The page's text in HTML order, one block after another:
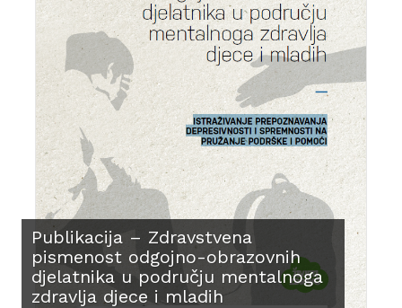
Publikacija – Zdravstvena
pismenost odgojno-obrazovnih
djelatnika u području mentalnoga
zdravlja djece i mladih